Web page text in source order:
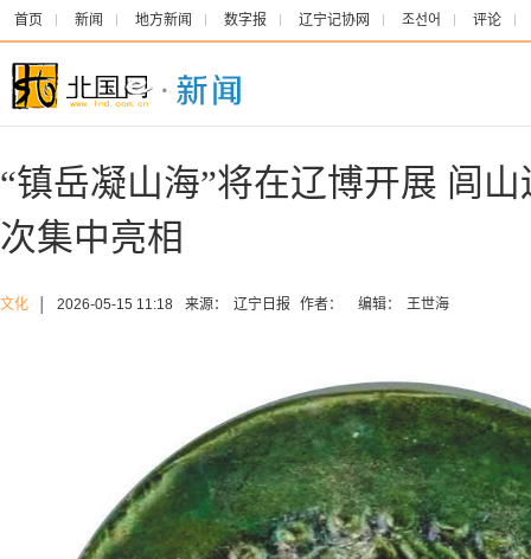
首页 新闻 地方新闻 数字报 辽宁记协网 조선어 评论
“镇岳凝山海”将在辽博开展 闾
次集中亮相
文化 2026-05-15 11:18 来源： 辽宁日报 作者： 编辑： 王世海